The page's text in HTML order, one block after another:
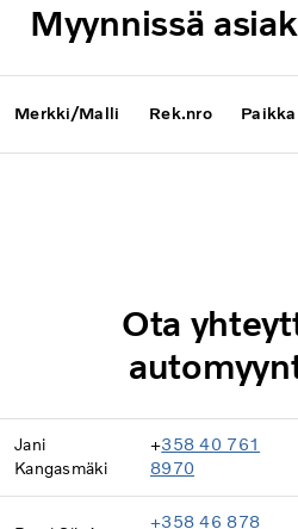
Myynnissä
Merkki/Malli Rek.nro
Ota
Jani
Kangasmäki
+358 40 761
8970
+358 46 878